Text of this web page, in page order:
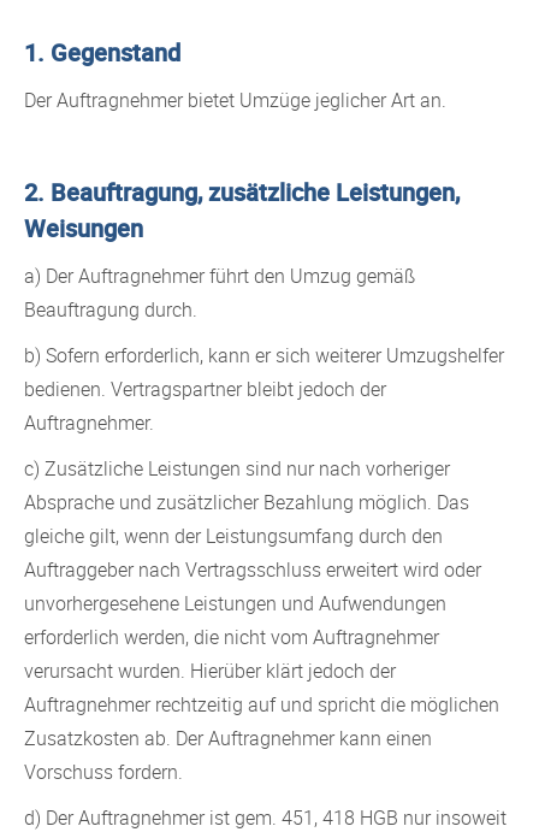
1. Gegenstand
Der Auftragnehmer bietet Umzüge jeglicher Art an.
2. Beauftragung, zusätzliche Leistungen,
Weisungen
a) Der Auftragnehmer führt den Umzug gemäß
Beauftragung durch.
b) Sofern erforderlich, kann er sich weiterer Umzugshelfer
bedienen. Vertragspartner bleibt jedoch der
Auftragnehmer.
c) Zusätzliche Leistungen sind nur nach vorheriger
Absprache und zusätzlicher Bezahlung möglich. Das
gleiche gilt, wenn der Leistungsumfang durch den
Auftraggeber nach Vertragsschluss erweitert wird oder
unvorhergesehene Leistungen und Aufwendungen
erforderlich werden, die nicht vom Auftragnehmer
verursacht wurden. Hierüber klärt jedoch der
Auftragnehmer rechtzeitig auf und spricht die möglichen
Zusatzkosten ab. Der Auftragnehmer kann einen
Vorschuss fordern.
d) Der Auftragnehmer ist gem. 451, 418 HGB nur insoweit